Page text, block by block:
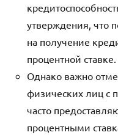
утверждения, что
на получение
процентной ставке.
Однако важно
физических лиц с
часто
процентными